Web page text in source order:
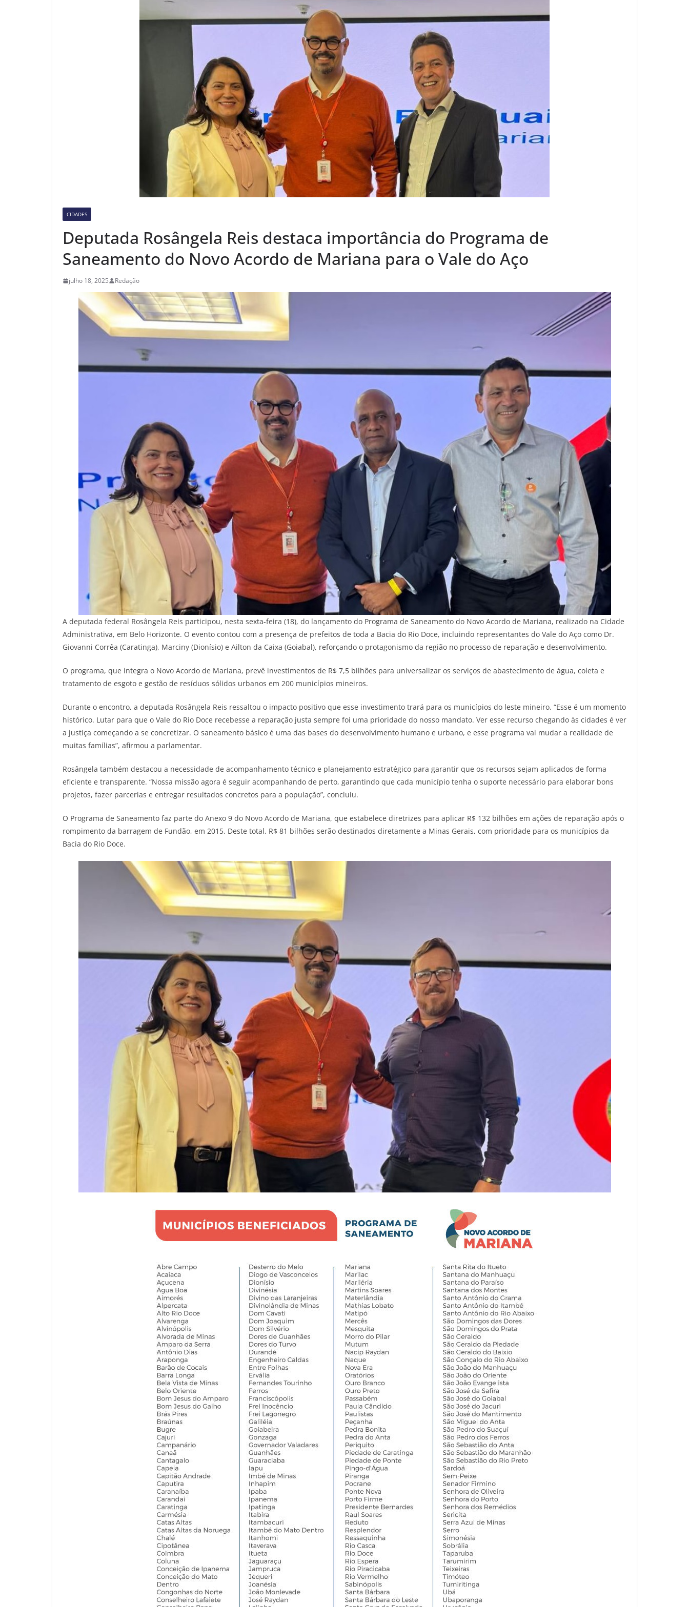
CIDADES
Deputada Rosângela Reis destaca importância do Programa de
Saneamento do Novo Acordo de Mariana para o Vale do Aço
julho 18, 2025 Redação
A deputada federal Rosângela Reis participou, nesta sexta-feira (18), do lançamento do Programa de Saneamento do Novo Acordo de Mariana, realizado na Cidade
Administrativa, em Belo Horizonte. O evento contou com a presença de prefeitos de toda a Bacia do Rio Doce, incluindo representantes do Vale do Aço como Dr.
Giovanni Corrêa (Caratinga), Marciny (Dionísio) e Ailton da Caixa (Goiabal), reforçando o protagonismo da região no processo de reparação e desenvolvimento.
O programa, que integra o Novo Acordo de Mariana, prevê investimentos de R$ 7,5 bilhões para universalizar os serviços de abastecimento de água, coleta e
tratamento de esgoto e gestão de resíduos sólidos urbanos em 200 municípios mineiros.
Durante o encontro, a deputada Rosângela Reis ressaltou o impacto positivo que esse investimento trará para os municípios do leste mineiro. “Esse é um momento
histórico. Lutar para que o Vale do Rio Doce recebesse a reparação justa sempre foi uma prioridade do nosso mandato. Ver esse recurso chegando às cidades é ver
a justiça começando a se concretizar. O saneamento básico é uma das bases do desenvolvimento humano e urbano, e esse programa vai mudar a realidade de
muitas famílias”, afirmou a parlamentar.
Rosângela também destacou a necessidade de acompanhamento técnico e planejamento estratégico para garantir que os recursos sejam aplicados de forma
eficiente e transparente. “Nossa missão agora é seguir acompanhando de perto, garantindo que cada município tenha o suporte necessário para elaborar bons
projetos, fazer parcerias e entregar resultados concretos para a população”, concluiu.
O Programa de Saneamento faz parte do Anexo 9 do Novo Acordo de Mariana, que estabelece diretrizes para aplicar R$ 132 bilhões em ações de reparação após o
rompimento da barragem de Fundão, em 2015. Deste total, R$ 81 bilhões serão destinados diretamente a Minas Gerais, com prioridade para os municípios da
Bacia do Rio Doce.